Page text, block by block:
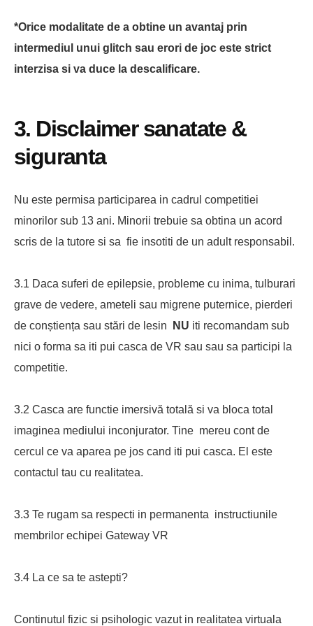
*Orice modalitate de a obtine un avantaj prin
intermediul unui glitch sau erori de joc este strict
interzisa si va duce la descalificare.
3. Disclaimer sanatate &
siguranta
Nu este permisa participarea in cadrul competitiei
minorilor sub 13 ani. Minorii trebuie sa obtina un acord
scris de la tutore si sa fie insotiti de un adult responsabil.
3.1 Daca suferi de epilepsie, probleme cu inima, tulburari
grave de vedere, ameteli sau migrene puternice, pierderi
de conștiența sau stări de lesin
NU iti recomandam sub
nici o forma sa iti pui casca de VR sau sau sa participi la
competitie.
3.2 Casca are functie imersivă totală si va bloca total
imaginea mediului inconjurator. Tine mereu cont de
cercul ce va aparea pe jos cand iti pui casca. El este
contactul tau cu realitatea.
3.3 Te rugam sa respecti in permanenta instructiunile
membrilor echipei Gateway VR
3.4 La ce sa te astepti?
Continutul fizic si psihologic vazut in realitatea virtuala